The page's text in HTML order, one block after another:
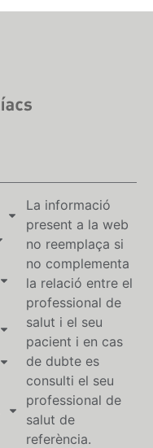
La informació
present a la web
no reemplaça si
no complementa
la relació entre el
professional de
salut i el seu
pacient i en cas
de dubte es
consulti el seu
professional de
salut de
referència.